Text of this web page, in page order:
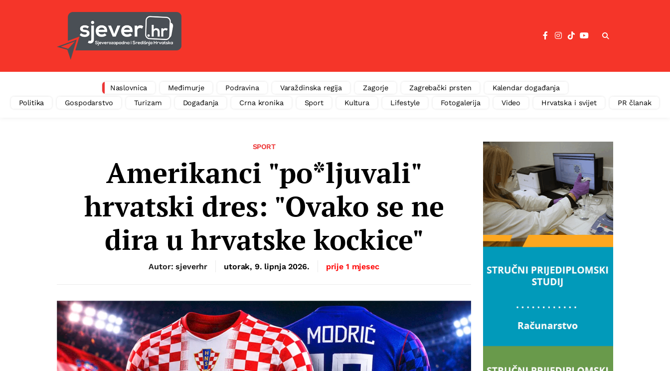
Naslovnica Međimurje Podravina Varaždinska regija Zagorje Zagrebački prsten
Kalendar događanja
Politika
Gospodarstvo Turizam Događanja Crna kronika Sport Kultura Lifestyle Fotogalerija Video Hrvatska i svijet PR članak
SPORT
Amerikanci "po*ljuvali"
hrvatski dres: "Ovako se ne
dira u hrvatske kockice"
Autor: sjeverhr utorak, 9. lipnja 2026. prije 1 mjesec